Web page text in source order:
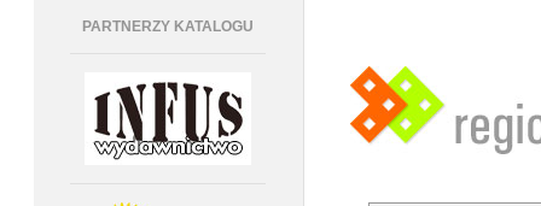
PARTNERZY KATALOGU